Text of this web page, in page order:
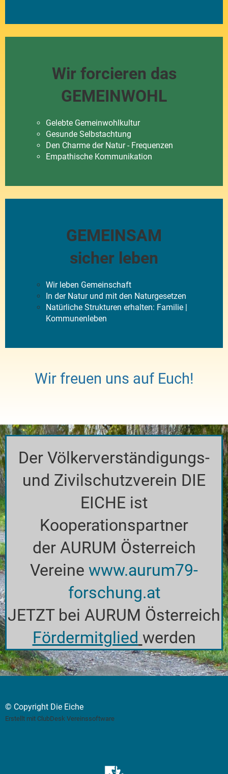
Wir forcieren das
GEMEINWOHL
Gelebte Gemeinwohlkultur
Gesunde Selbstachtung
Den Charme der Natur - Frequenzen
Empathische Kommunikation
GEMEINSAM
sicher leben
Wir leben Gemeinschaft
In der Natur und mit den Naturgesetzen
Natürliche Strukturen erhalten: Familie |
Kommunenleben
Wir freuen uns auf Euch!
Der Völkerverständigungs-
und Zivilschutzverein DIE
EICHE ist
Kooperationspartner
der AURUM Österreich
Vereine www.aurum79-
forschung.at
JETZT bei AURUM Österreich
Fördermitglied werden
© Copyright Die Eiche
Erstellt mit ClubDesk Vereinssoftware